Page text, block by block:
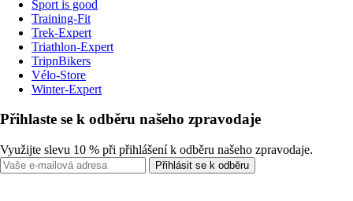
Sport is good
Training-Fit
Trek-Expert
Triathlon-Expert
TripnBikers
Vélo-Store
Winter-Expert
Přihlaste se k odběru našeho zpravodaje
Využijte slevu 10 % při přihlášení k odběru našeho zpravodaje.
Přihlásit se k odběru